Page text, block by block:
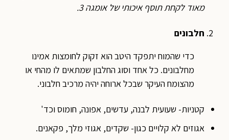
מאוד לקחת תוסף איכותי של אומגה 3.
חלבונים
כדי שהמוח יתפקד היטב הוא זקוק לחומצות אמינו
מחלבונים. כל אחד וסוג החלבון שמתאים לו מהחי או
מהצומח העיקר שבכל ארוחה יהיה מרכיב חלבוני.
קטניות- שעועית לבנה, עדשים, אפונה, חומוס וכד'
אגוזים לא קלויים כגון- שקדים, אגוזי מלך, פקאנים.